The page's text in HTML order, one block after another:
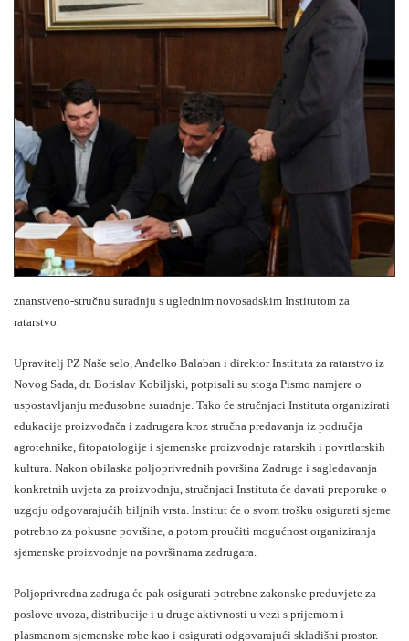
znanstveno-stručnu suradnju s uglednim novosadskim Institutom za
ratarstvo.
Upravitelj PZ Naše selo, Anđelko Balaban i direktor Instituta za ratarstvo iz
Novog Sada, dr. Borislav Kobiljski, potpisali su stoga Pismo namjere o
uspostavljanju međusobne suradnje. Tako će stručnjaci Instituta organizirati
edukacije proizvođača i zadrugara kroz stručna predavanja iz područja
agrotehnike, fitopatologije i sjemenske proizvodnje ratarskih i povrtlarskih
kultura. Nakon obilaska poljoprivrednih površina Zadruge i sagledavanja
konkretnih uvjeta za proizvodnju, stručnjaci Instituta će davati preporuke o
uzgoju odgovarajućih biljnih vrsta. Institut će o svom trošku osigurati sjeme
potrebno za pokusne površine, a potom proučiti mogućnost organiziranja
sjemenske proizvodnje na površinama zadrugara.
Poljoprivredna zadruga će pak osigurati potrebne zakonske preduvjete za
poslove uvoza, distribucije i u druge aktivnosti u vezi s prijemom i
plasmanom sjemenske robe kao i osigurati odgovarajući skladišni prostor.